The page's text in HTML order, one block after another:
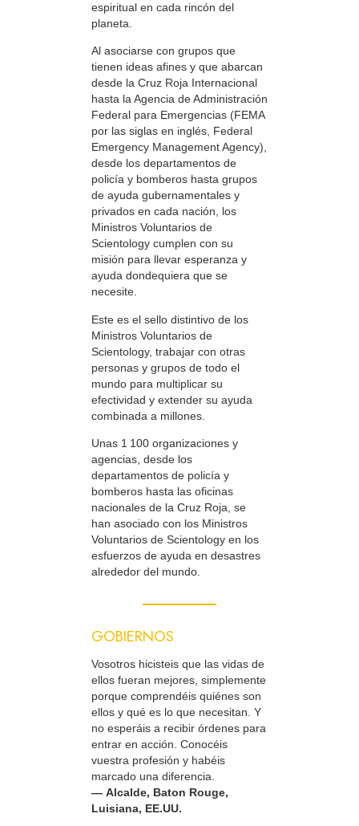
espiritual en cada rincón del
planeta.
Al asociarse con grupos que
tienen ideas afines y que abarcan
desde la Cruz Roja Internacional
hasta la Agencia de Administración
Federal para Emergencias (FEMA
por las siglas en inglés, Federal
Emergency Management Agency),
desde los departamentos de
policía y bomberos hasta grupos
de ayuda gubernamentales y
privados en cada nación, los
Ministros Voluntarios de
Scientology cumplen con su
misión para llevar esperanza y
ayuda dondequiera que se
necesite.
Este es el sello distintivo de los
Ministros Voluntarios de
Scientology, trabajar con otras
personas y grupos de todo el
mundo para multiplicar su
efectividad y extender su ayuda
combinada a millones.
Unas 1 100 organizaciones y
agencias, desde los
departamentos de policía y
bomberos hasta las oficinas
nacionales de la Cruz Roja, se
han asociado con los Ministros
Voluntarios de Scientology en los
esfuerzos de ayuda en desastres
alrededor del mundo.
GOBIERNOS
Vosotros hicisteis que las vidas de
ellos fueran mejores, simplemente
porque comprendéis quiénes son
ellos y qué es lo que necesitan. Y
no esperáis a recibir órdenes para
entrar en acción. Conocéis
vuestra profesión y habéis
marcado una diferencia.
— Alcalde, Baton Rouge,
Luisiana, EE.UU.